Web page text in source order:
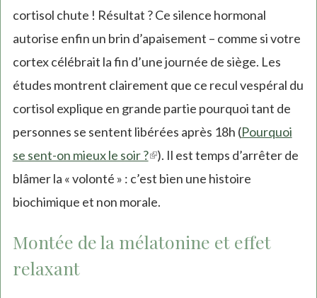
cortisol chute ! Résultat ? Ce silence hormonal
autorise enfin un brin d’apaisement – comme si votre
cortex célébrait la fin d’une journée de siège. Les
études montrent clairement que ce recul vespéral du
cortisol explique en grande partie pourquoi tant de
personnes se sentent libérées après 18h (Pourquoi
se sent-on mieux le soir ?(link
is
external)
). Il est temps d’arrêter de
blâmer la « volonté » : c’est bien une histoire
biochimique et non morale.
Montée de la mélatonine et effet
relaxant